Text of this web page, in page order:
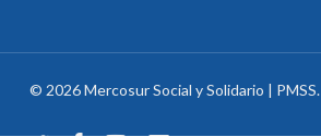
© 2026 Mercosur Social y Solidario | PMSS.